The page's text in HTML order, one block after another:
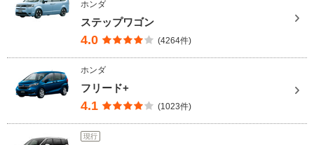
ホンダ
ステップワゴン
4.0 (4264件)
ホンダ
フリード+
4.1 (1023件)
現行